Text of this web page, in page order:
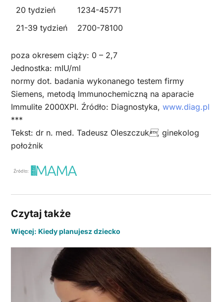
20 tydzień
1234-45771
21-39 tydzień
2700-78100
poza okresem ciąży: 0 – 2,7
Jednostka: mIU/ml
normy dot. badania wykonanego testem firmy
Siemens, metodą Immunochemiczną na aparacie
Immulite 2000XPI. Źródło: Diagnostyka, www.diag.pl
***
Tekst: dr n. med. Tadeusz Oleszczuk, ginekolog
położnik
Czytaj także
Więcej: Kiedy planujesz dziecko